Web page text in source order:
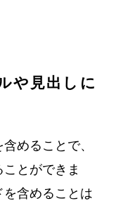
や見出しに
めることで、
とができま
含めることは